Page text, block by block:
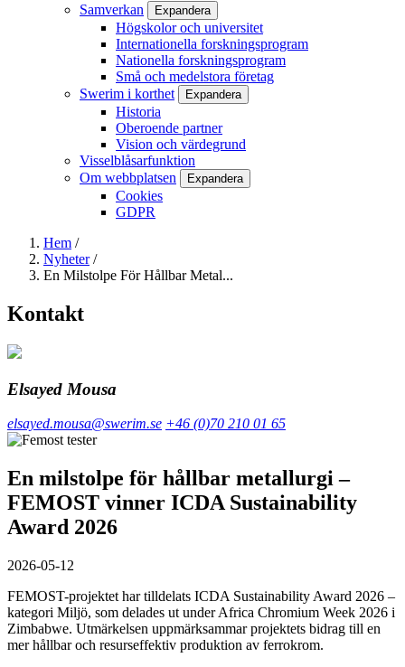
Samverkan Expandera
Högskolor och universitet
Internationella forskningsprogram
Nationella forskningsprogram
Små och medelstora företag
Swerim i korthet
Expandera
Historia
Oberoende partner
Vision och värdegrund
Visselblåsarfunktion
Om webbplatsen
Expandera
Cookies
GDPR
Länkstig
Hem /
Nyheter /
En Milstolpe För Hållbar Metal...
Kontakt
Elsayed Mousa
elsayed.mousa@swerim.se +46 (0)70 210 01 65
En milstolpe för hållbar metallurgi –
FEMOST vinner ICDA Sustainability
Award 2026
2026-05-12
FEMOST-projektet har tilldelats ICDA Sustainability Award 2026 –
kategori Miljö, som delades ut under Africa Chromium Week 2026 i
Zimbabwe. Utmärkelsen uppmärksammar projektets bidrag till en
mer hållbar och resurseffektiv produktion av ferrokrom.